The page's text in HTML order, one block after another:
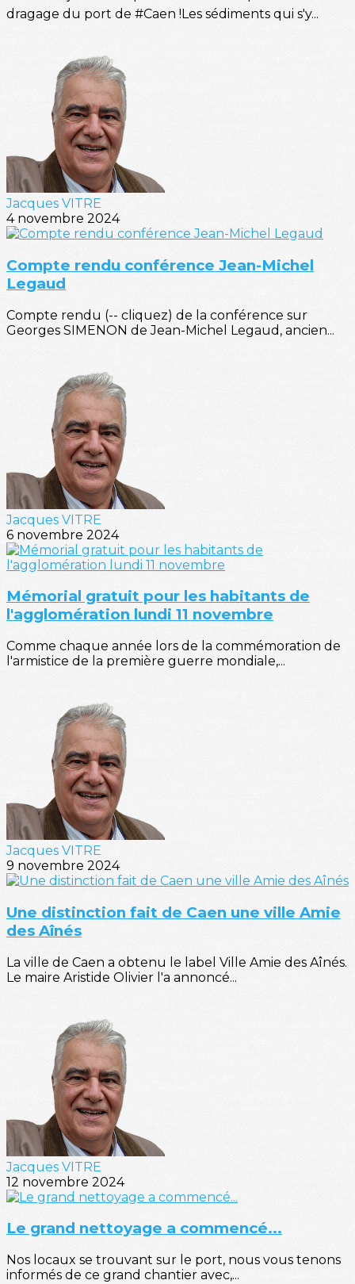
dragage du port de #Caen !Les sédiments qui s'y...
Jacques VITRE
4 novembre 2024
Compte rendu conférence Jean-Michel
Legaud
Compte rendu (-- cliquez) de la conférence sur
Georges SIMENON de Jean-Michel Legaud, ancien...
Jacques VITRE
6 novembre 2024
Mémorial gratuit pour les habitants de
l'agglomération lundi 11 novembre
Comme chaque année lors de la commémoration de
l'armistice de la première guerre mondiale,...
Jacques VITRE
9 novembre 2024
Une distinction fait de Caen une ville Amie
des Aînés
La ville de Caen a obtenu le label Ville Amie des Aînés.
Le maire Aristide Olivier l'a annoncé...
Jacques VITRE
12 novembre 2024
Le grand nettoyage a commencé...
Nos locaux se trouvant sur le port, nous vous tenons
informés de ce grand chantier avec,...